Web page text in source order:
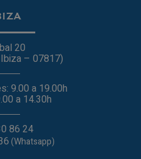
20
– 07817)
9.00 a 19.00h
a 14.30h
86 24
(Whatsapp)